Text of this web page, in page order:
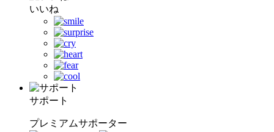
いいね
サポート
プレミアムサポーター